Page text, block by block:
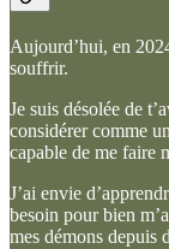
Aujourd’hui, en
souffrir.
Je suis désolée de
considérer comme
capable de me faire
J’ai envie
besoin pour bien
mes démons depuis